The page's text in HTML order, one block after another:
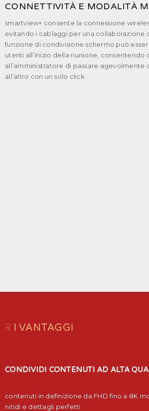
CONNETTIVITÀ E MODALITÀ
smartview+ consente la connessione
evitando i cablaggi per una collaborazione
funzione di condivisione schermo può
utenti all’inizio della riunione, consentendo
all’amministratore di passare agevolmente
all’altro con un solo click.
☟ I VANTAGGI
CONDIVIDI CONTENUTI AD ALTA
contenuti in definizione da FHD fino a 8K
nitidi e dettagli perfetti.